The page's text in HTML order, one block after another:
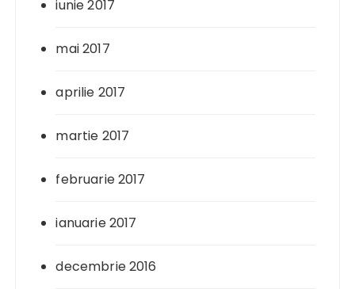
iunie 2017
mai 2017
aprilie 2017
martie 2017
februarie 2017
ianuarie 2017
decembrie 2016